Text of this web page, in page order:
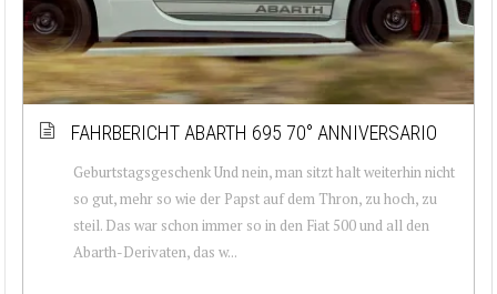
FAHRBERICHT ABARTH 695 70° ANNIVERSARIO
Geburtstagsgeschenk Und nein, man sitzt halt weiterhin nicht
so gut, mehr so wie der Papst auf dem Thron, zu hoch, zu
steil. Das war schon immer so in den Fiat 500 und all den
Abarth-Derivaten, das w...